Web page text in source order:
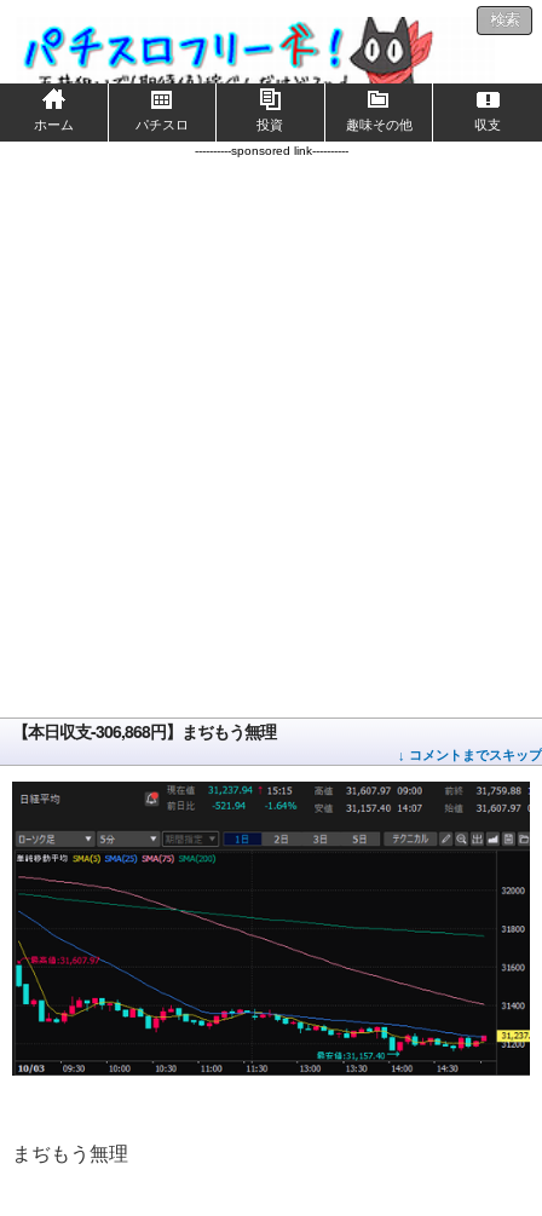
検索
ホーム パチスロ 投資 趣味その他 収支
----------sponsored link----------
【本日収支-306,868円】まぢもう無理
↓ コメントまでスキップ
まぢもう無理